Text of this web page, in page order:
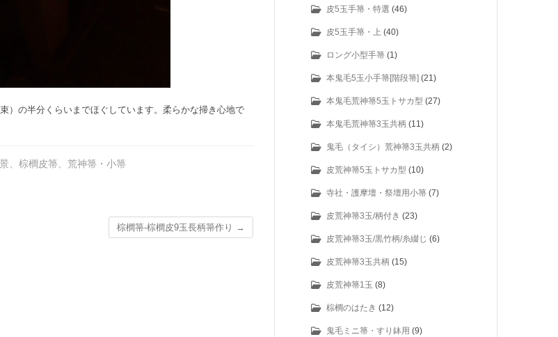
）の半分くらいまでほぐしています。柔らかな掃き心地で
棕櫚皮箒 荒神箒・小箒
棕櫚箒-棕櫚皮9玉長柄箒作り →
皮5玉手箒・特選 (46)
皮5玉手箒・上 (40)
ロング小型手箒 (1)
本鬼毛5玉小手箒[階段箒] (21)
本鬼毛荒神箒5玉トサカ型 (27)
本鬼毛荒神箒3玉共柄 (11)
鬼毛（タイシ）荒神箒3玉共柄 (2)
皮荒神箒5玉トサカ型 (10)
寺社・護摩壇・祭壇用小箒 (7)
皮荒神箒3玉/柄付き (23)
皮荒神箒3玉/黒竹柄/糸綴じ (6)
皮荒神箒3玉共柄 (15)
皮荒神箒1玉 (8)
棕櫚のはたき (12)
鬼毛ミニ箒・すり鉢用 (9)